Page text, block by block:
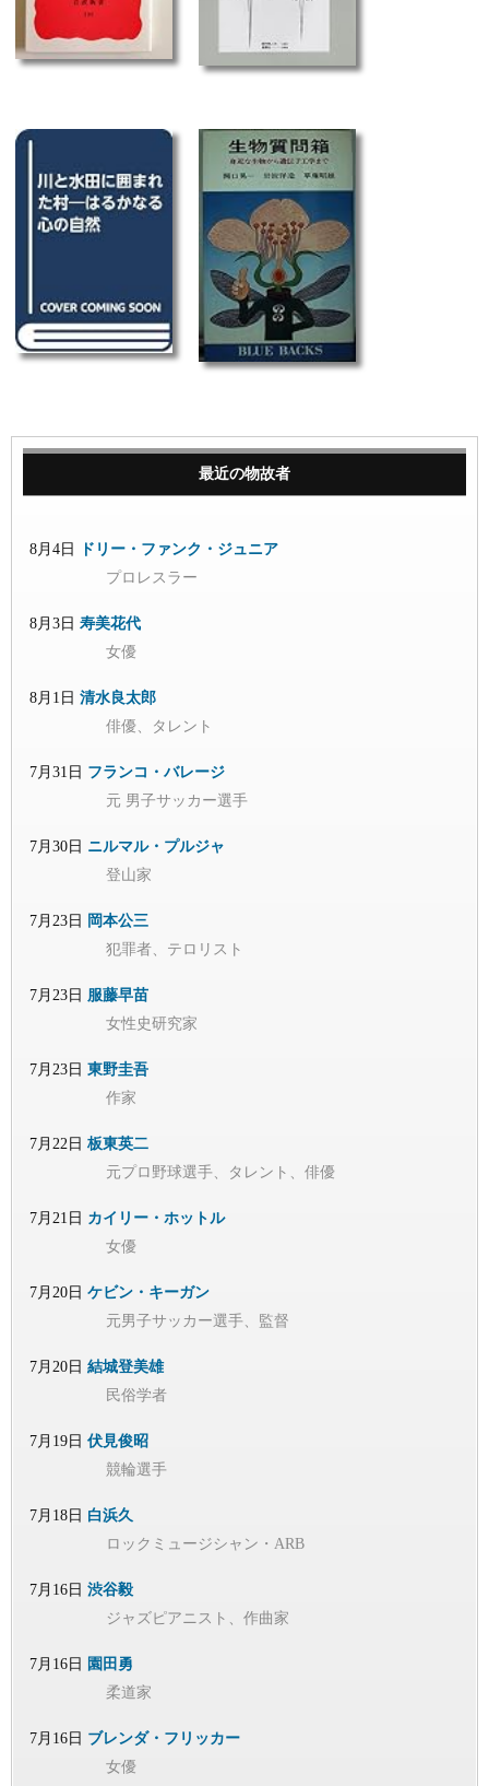
最近の物故者
8月4日
ドリー・ファンク・ジュニア
プロレスラー
8月3日 寿美花代
女優
8月1日 清水良太郎
俳優、タレント
7月31日 フランコ・バレージ
元 男子サッカー選手
7月30日 ニルマル・プルジャ
登山家
7月23日 岡本公三
犯罪者、テロリスト
7月23日 服藤早苗
女性史研究家
7月23日 東野圭吾
作家
7月22日 板東英二
元プロ野球選手、タレント、俳優
7月21日 カイリー・ホットル
女優
7月20日 ケビン・キーガン
元男子サッカー選手、監督
7月20日 結城登美雄
民俗学者
7月19日 伏見俊昭
競輪選手
7月18日 白浜久
ロックミュージシャン・ARB
7月16日 渋谷毅
ジャズピアニスト、作曲家
7月16日 園田勇
柔道家
7月16日 ブレンダ・フリッカー
女優